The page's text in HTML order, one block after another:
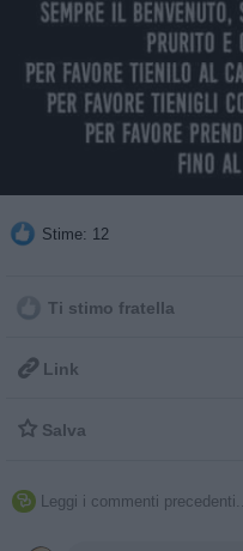
Stime: 12
Ti stimo fratella
 Link
 Salva
 Leggi i commenti precedenti...